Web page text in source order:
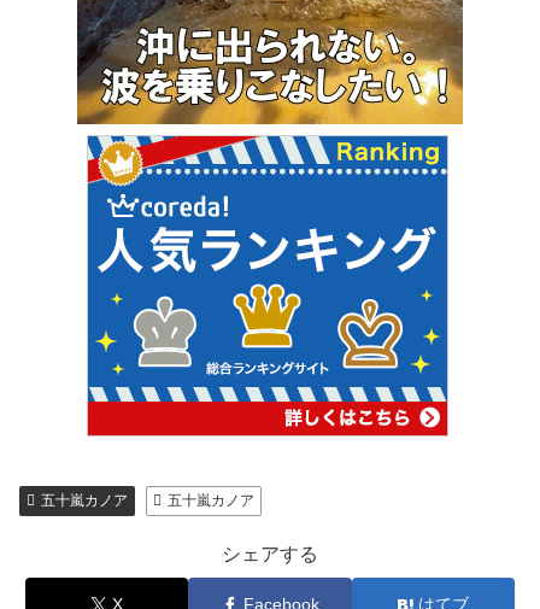
五十嵐カノア 五十嵐カノア
シェアする
X Facebook はてブ